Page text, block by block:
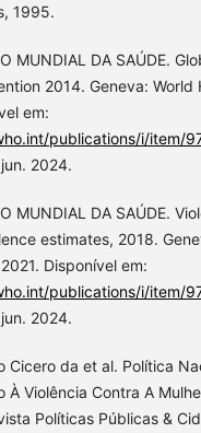
1995.
MUNDIAL DA SAÚDE.
2014. Geneva: World
em:
publications/i/item/
2024.
MUNDIAL DA SAÚDE.
estimates, 2018.
Disponível em:
publications/i/item/
2024.
Cicero da et al. Política
À Violência Contra A
Políticas Públicas &